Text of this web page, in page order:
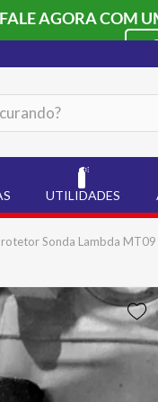
AGORA COM
UTILIDADES
Sonda Lambda